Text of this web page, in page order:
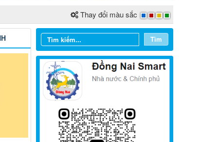
Thay đổi màu sắc
Tìm
Từ ngày 03/8/2026 đến ngày
09/8/2026
Từ ngày 27/7/2026 đến ngày
02/8/2026